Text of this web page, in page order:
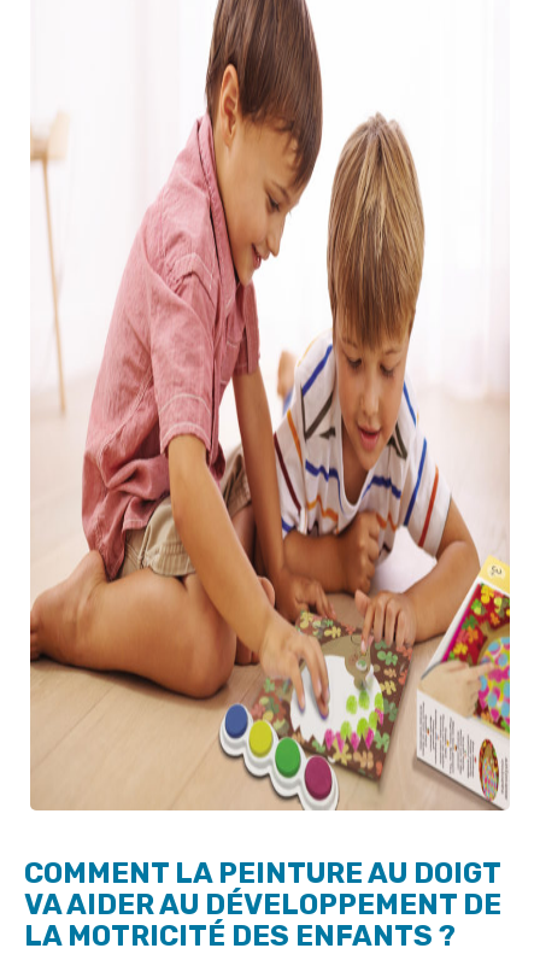
COMMENT LA PEINTURE AU DOIGT
VA AIDER AU DÉVELOPPEMENT DE
LA MOTRICITÉ DES ENFANTS ?